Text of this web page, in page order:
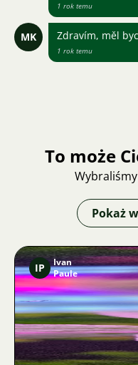
1 rok temu
MK Zdravím, měl
1 rok temu
To może
Pokaż
IP
Ivan
Paule